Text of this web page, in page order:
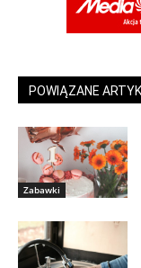
POWIĄZANE
Zabawki